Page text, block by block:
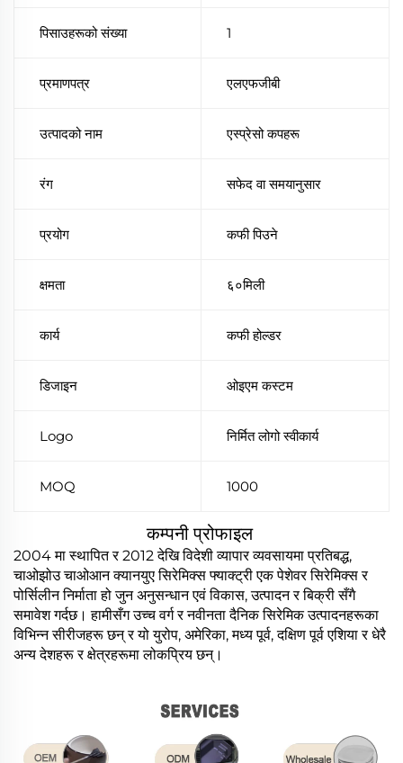
पिसाउहरूको संख्या 1
प्रमाणपत्र एलएफजीबी
उत्पादको नाम एस्प्रेसो कपहरू
रंग सफेद वा समयानुसार
प्रयोग कफी पिउने
क्षमता ६०मिली
कार्य कफी होल्डर
डिजाइन ओइएम कस्टम
Logo निर्मित लोगो स्वीकार्य
MOQ 1000
कम्पनी प्रोफाइल
2004 मा स्थापित र 2012 देखि विदेशी व्यापार व्यवसायमा प्रतिबद्ध,
चाओझोउ चाओआन क्यानयुए सिरेमिक्स फ्याक्ट्री एक पेशेवर सिरेमिक्स र
पोर्सिलीन निर्माता हो जुन अनुसन्धान एवं विकास, उत्पादन र बिक्री सँगै
समावेश गर्दछ। हामीसँग उच्च वर्ग र नवीनता दैनिक सिरेमिक उत्पादनहरूका
विभिन्न सीरीजहरू छन् र यो युरोप, अमेरिका, मध्य पूर्व, दक्षिण पूर्व एशिया र धेरै
अन्य देशहरू र क्षेत्रहरूमा लोकप्रिय छन्।